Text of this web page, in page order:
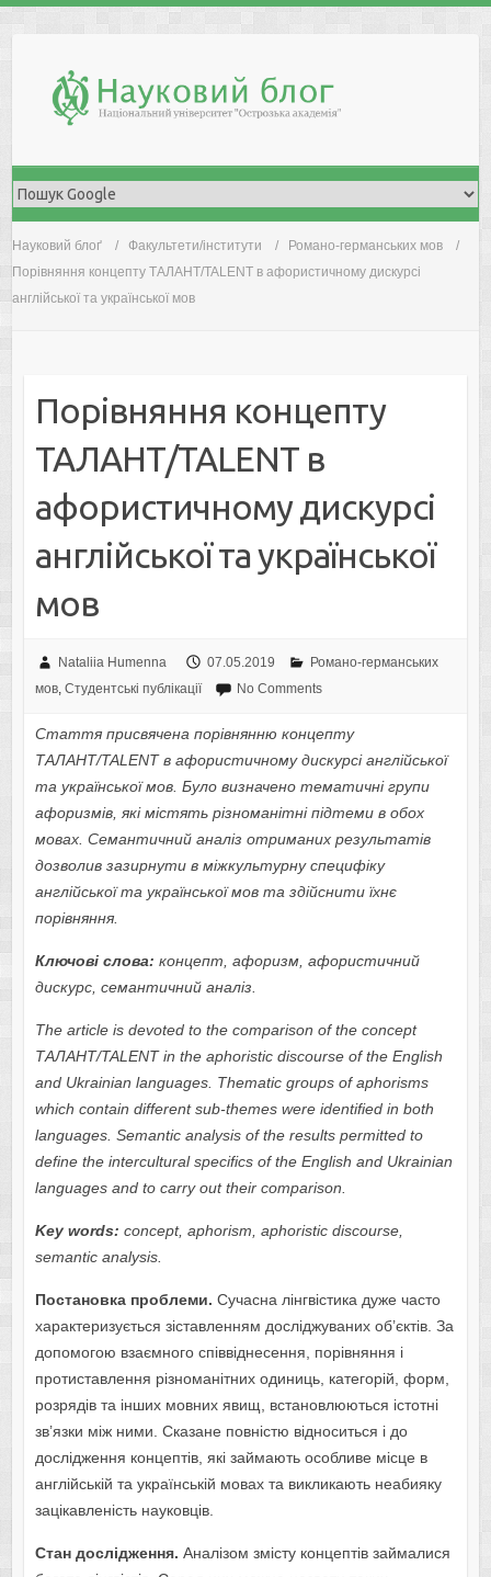
Науковий блоґ Факультети/інститути
Романо-германських мов
Порівняння концепту ТАЛАНТ/TALENT в афористичному дискурсі
англійської та української мов
Порівняння концепту
ТАЛАНТ/TALENT в
афористичному дискурсі
англійської та української
мов
Nataliia Humenna 07.05.2019
Романо-германських
мов, Студентські публікації No Comments
Стаття присвячена порівнянню концепту
ТАЛАНТ/TALENT в афористичному дискурсі англійської
та української мов. Було визначено тематичні групи
афоризмів, які містять різноманітні підтеми в обох
мовах. Семантичний аналіз отриманих результатів
дозволив зазирнути в міжкультурну специфіку
англійської та української мов та здійснити їхнє
порівняння.
Ключові слова: концепт, афоризм, афористичний
дискурс, семантичний аналіз.
The article is devoted to the comparison of the concept
ТАЛАНТ/TALENT in the aphoristic discourse of the English
and Ukrainian languages. Thematic groups of aphorisms
which contain different sub-themes were identified in both
languages. Semantic analysis of the results permitted to
define the intercultural specifics of the English and Ukrainian
languages and to carry out their comparison.
Key words: concept, aphorism, aphoristic discourse,
semantic analysis.
Постановка проблеми. Сучасна лінгвістика дуже часто
характеризується зіставленням досліджуваних об’єктів. За
допомогою взаємного співвіднесення, порівняння і
протиставлення різноманітних одиниць, категорій, форм,
розрядів та інших мовних явищ, встановлюються істотні
зв’язки між ними. Сказане повністю відноситься і до
дослідження концептів, які займають особливе місце в
англійській та українській мовах та викликають неабияку
зацікавленість науковців.
Стан дослідження. Аналізом змісту концептів займалися